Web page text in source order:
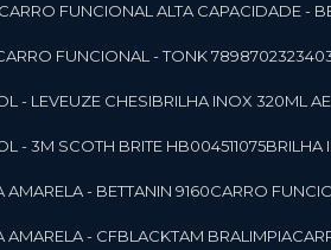
FUNCIONAL ALTA CAPACIDADE -
FUNCIONAL - TONK
- LEVEUZE CHESI BRILHA INOX 320ML
- 3M SCOTH BRITE HB004511075
AMARELA - BETTANIN 9160 CARRO
AMARELA - CFBLACKTAM BRALIMPIA